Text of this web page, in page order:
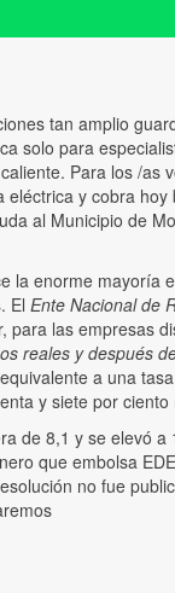
tan amplio
solo para
Para los /as
eléctrica y cobra
al Municipio de
la enorme mayoría
El Ente Nacional de
para las empresas
reales y después
a una
y siete por ciento
de 8,1 y se elevó
que embolsa
no fue